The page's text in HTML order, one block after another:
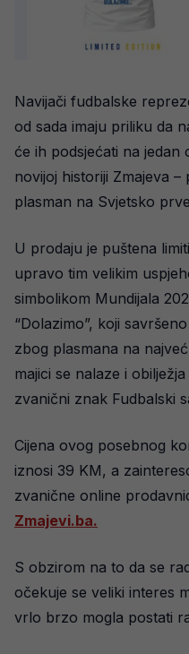
Navijači fudbalske
od sada imaju priliku da
će ih podsjećati na jedan
novijoj historiji Zmajeva
plasman na Svjetsko
U prodaju je puštena
upravo tim velikim
simbolikom Mundijala
“Dolazimo”, koji
zbog plasmana na
majici se nalaze i
zvanični znak Fudbalski
Cijena ovog posebnog
iznosi 39 KM, a
zvanične online
Zmajevi.ba.
S obzirom na to da se
očekuje se veliki interes
vrlo brzo mogla postati